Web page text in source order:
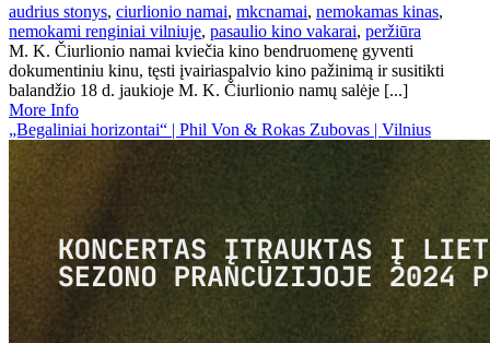
audrius stonys, ciurlionio namai, mkcnamai, nemokamas kinas,
nemokami renginiai vilniuje, pasaulio kino vakarai, peržiūra
M. K. Čiurlionio namai kviečia kino bendruomenę gyventi
dokumentiniu kinu, tęsti įvairiaspalvio kino pažinimą ir susitikti
balandžio 18 d. jaukioje M. K. Čiurlionio namų salėje [...]
More Info
„Begaliniai horizontai“ | Phil Von & Rokas Zubovas | Vilnius